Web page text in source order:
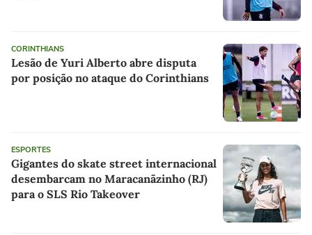
CORINTHIANS
Lesão de Yuri Alberto abre disputa
por posição no ataque do Corinthians
ESPORTES
Gigantes do skate street internacional
desembarcam no Maracanãzinho (RJ)
para o SLS Rio Takeover